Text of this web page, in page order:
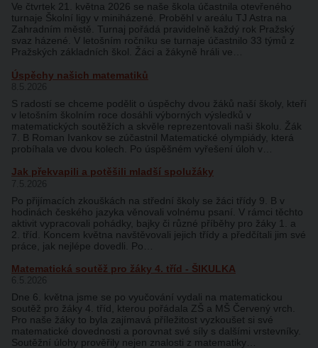
Ve čtvrtek 21. května 2026 se naše škola účastnila otevřeného
turnaje Školní ligy v miniházené. Proběhl v areálu TJ Astra na
Zahradním městě. Turnaj pořádá pravidelně každý rok Pražský
svaz házené. V letošním ročníku se turnaje účastnilo 33 týmů z
Pražských základních škol. Žáci a žákyně hráli ve…
Úspěchy našich matematiků
S radostí se chceme podělit o úspěchy dvou žáků naší školy, kteří
v letošním školním roce dosáhli výborných výsledků v
matematických soutěžích a skvěle reprezentovali naši školu. Žák
7. B Roman Ivankov se zúčastnil Matematické olympiády, která
probíhala ve dvou kolech. Po úspěšném vyřešení úloh v…
Jak překvapili a potěšili mladší spolužáky
Po přijímacích zkouškách na střední školy se žáci třídy 9. B v
hodinách českého jazyka věnovali volnému psaní. V rámci těchto
aktivit vypracovali pohádky, bajky či různé příběhy pro žáky 1. a
2. tříd. Koncem května navštěvovali jejich třídy a předčítali jim své
práce, jak nejlépe dovedli. Po…
Matematická soutěž pro žáky 4. tříd - ŠIKULKA
Dne 6. května jsme se po vyučování vydali na matematickou
soutěž pro žáky 4. tříd, kterou pořádala ZŠ a MŠ Červený vrch.
Pro naše žáky to byla zajímavá příležitost vyzkoušet si své
matematické dovednosti a porovnat své síly s dalšími vrstevníky.
Soutěžní úlohy prověřily nejen znalosti z matematiky…